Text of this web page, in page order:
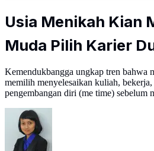
Usia Menikah Kian
Muda Pilih Karier
Kemendukbangga ungkap tren bahwa
memilih menyelesaikan kuliah,
pengembangan diri (me time) sebelum